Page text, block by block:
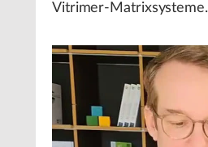
Vitrimer-Matrixsysteme.